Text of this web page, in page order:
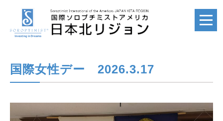
ホーム
HOME
国際ソロプチミスト
国際女性デー 2026.3.17